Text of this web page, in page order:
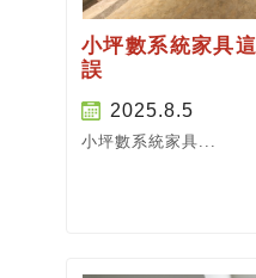
小坪數系統家具
誤
2025.8.5
小坪數系統家具...